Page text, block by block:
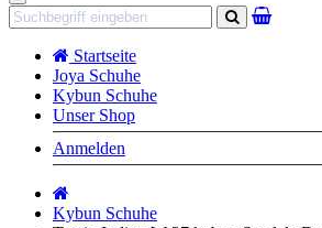
Navigation
Suchen
Startseite
Joya Schuhe
Kybun Schuhe
Unser Shop
Anmelden
Kybun Schuhe